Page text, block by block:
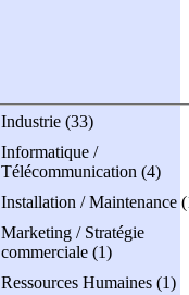
Industrie (33)
Informatique /
Télécommunication (4)
Installation / Maintenance
Marketing / Stratégie
commerciale (1)
Ressources Humaines (1)